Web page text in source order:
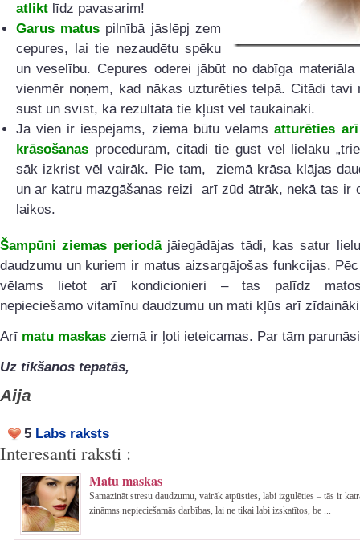
atliktlīdz pavasarim!
Garus matus pilnībā jāslēpj zem
cepures, lai tie nezaudētu spēku
un veselību. Cepures oderei jābūt no dabīga materiāla
vienmēr noņem, kad nākas uzturēties telpā. Citādi tavi
sust un svīst, kā rezultātā tie kļūst vēl taukaināki.
Ja vien ir iespējams, ziemā būtu vēlamsatturēties
krāsošanasprocedūrām, citādi tie gūst vēl lielāku
sāk izkrist vēl vairāk. Pie tam, ziemā krāsa klājas
un ar katru mazgāšanas reizi arī zūd ātrāk, nekā tas ir
laikos.
Šampūni ziemas periodājāiegādājas tādi, kas satur
daudzumu un kuriem ir matus aizsargājošas funkcijas.
vēlams lietot arī kondicionieri – tas palīdz
nepieciešamo vitamīnu daudzumu un mati kļūs arī
Arī matu maskas ziemā ir ļoti ieteicamas. Par tām
Uz tikšanos tepatās,
Aija
5 Labs raksts
Interesanti raksti :
Matu maskas
Samazināt stresu daudzumu, vairāk atpūsties, labi izgulēties – tās ir
zināmas nepieciešamās darbības, lai ne tikai labi izskatītos, be ...